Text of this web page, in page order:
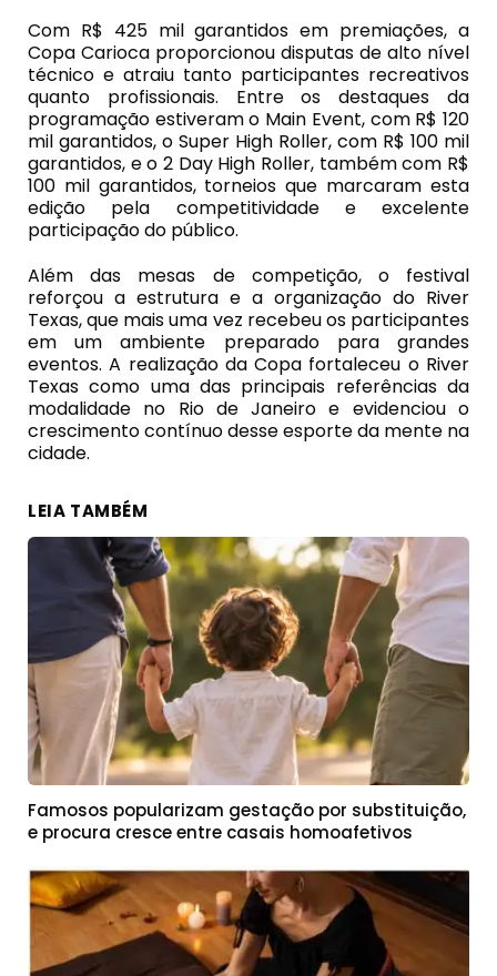
Com R$ 425 mil garantidos em premiações, a
Copa Carioca proporcionou disputas de alto nível
técnico e atraiu tanto participantes recreativos
quanto profissionais. Entre os destaques da
programação estiveram o Main Event, com R$ 120
mil garantidos, o Super High Roller, com R$ 100 mil
garantidos, e o 2 Day High Roller, também com R$
100 mil garantidos, torneios que marcaram esta
edição pela competitividade e excelente
participação do público.
Além das mesas de competição, o festival
reforçou a estrutura e a organização do River
Texas, que mais uma vez recebeu os participantes
em um ambiente preparado para grandes
eventos. A realização da Copa fortaleceu o River
Texas como uma das principais referências da
modalidade no Rio de Janeiro e evidenciou o
crescimento contínuo desse esporte da mente na
cidade.
LEIA TAMBÉM
Famosos popularizam gestação por substituição,
e procura cresce entre casais homoafetivos